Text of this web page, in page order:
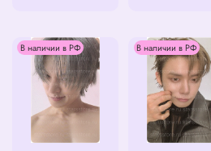
В наличии в РФ В наличии в РФ